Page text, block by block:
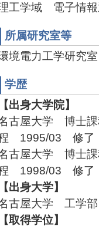
工学域 電子情
所属研究室等
境電力工学研究
学歴
【出身大学院】
古屋大学 博士
1995/03 修了
古屋大学 博士
1998/03 修了
【出身大学】
古屋大学 工学
【取得学位】